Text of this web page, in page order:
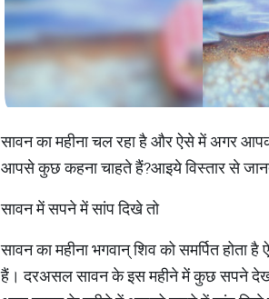
सावन का महीना चल रहा है और ऐसे में अगर
आपसे कुछ कहना चाहते हैं?आइये विस्तार से
सावन में सपने में सांप दिखे तो
सावन का महीना भगवान् शिव को समर्पित
हैं। दरअसल सावन के इस महीने में कुछ सपने